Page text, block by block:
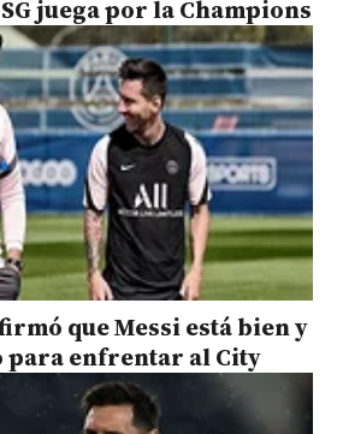
juega por la Champions
que Messi está bien y
para enfrentar al City